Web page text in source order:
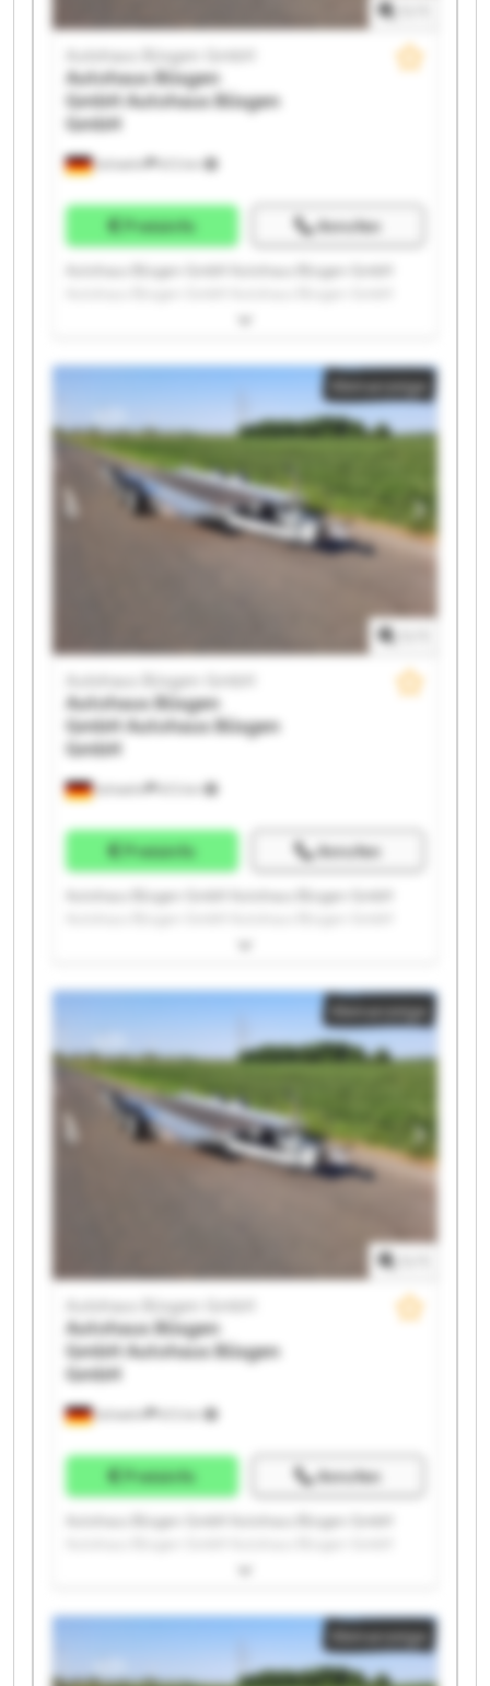
Schwelm
Autohaus Büsgen GmbH
Autohaus Büsgen
GmbHAutohaus Büsgen
GmbH
Preisinfo Anrufen
Autohaus Büsgen GmbH Autohaus Büsgen GmbH
Autohaus Büsgen GmbH Autohaus Büsgen GmbH
Autohaus Büsgen GmbH Autohaus Büsgen GmbH
Autohaus Büsgen GmbH Autohaus Büsgen GmbH
Autohaus Büsgen GmbH Autohaus Büsgen GmbH
Autohaus Büsgen GmbH Autohaus Büsgen GmbH
Autohaus Büsgen GmbH Autohaus Büsgen GmbH
Autohaus Büsgen GmbH Autohaus Büsgen GmbH
Kleinanzeige
Schwelm
Autohaus Büsgen GmbH
Autohaus Büsgen
GmbHAutohaus Büsgen
GmbH
Preisinfo Anrufen
Autohaus Büsgen GmbH Autohaus Büsgen GmbH
Autohaus Büsgen GmbH Autohaus Büsgen GmbH
Autohaus Büsgen GmbH Autohaus Büsgen GmbH
Autohaus Büsgen GmbH Autohaus Büsgen GmbH
Autohaus Büsgen GmbH Autohaus Büsgen GmbH
Autohaus Büsgen GmbH Autohaus Büsgen GmbH
Autohaus Büsgen GmbH Autohaus Büsgen GmbH
Autohaus Büsgen GmbH Autohaus Büsgen GmbH
Kleinanzeige
Schwelm
Autohaus Büsgen GmbH
Autohaus Büsgen
GmbHAutohaus Büsgen
GmbH
Preisinfo Anrufen
Autohaus Büsgen GmbH Autohaus Büsgen GmbH
Autohaus Büsgen GmbH Autohaus Büsgen GmbH
Autohaus Büsgen GmbH Autohaus Büsgen GmbH
Autohaus Büsgen GmbH Autohaus Büsgen GmbH
Autohaus Büsgen GmbH Autohaus Büsgen GmbH
Autohaus Büsgen GmbH Autohaus Büsgen GmbH
Kleinanzeige